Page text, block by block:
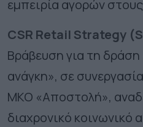
εμπειρία αγορών
CSR Retail Strategy
Βράβευση για τη
ανάγκη», σε
ΜΚΟ «Αποστολή»,
διαχρονικό